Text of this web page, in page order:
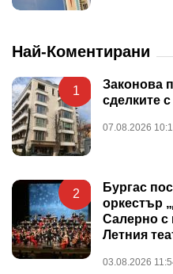
Най-Коментирани
1
Законова
сделките
07.08.2026
2
Бургас
оркестър
Салерно с
Летния
03.08.2026